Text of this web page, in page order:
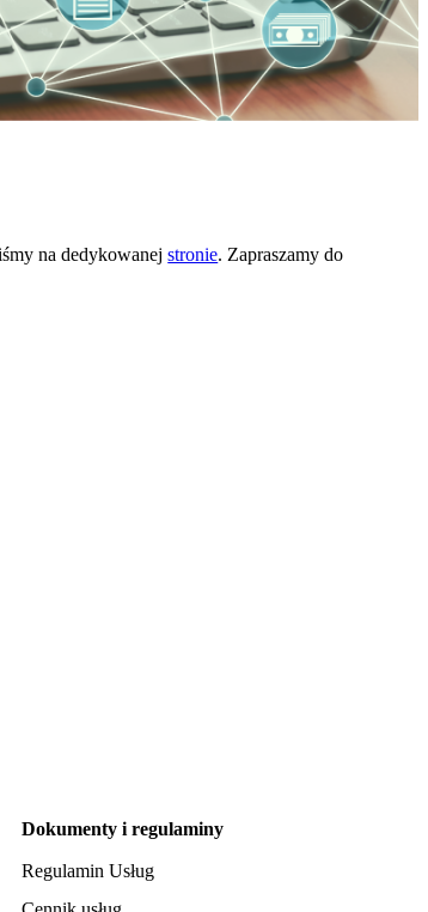
na dedykowanejstronie. Zapraszamy do
Dokumenty i regulaminy
Regulamin Usług